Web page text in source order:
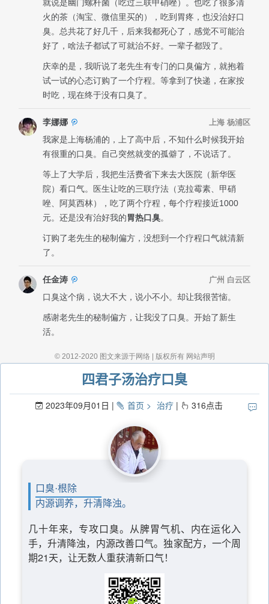
四君子汤治疗口臭
2023年09月01日 首页 治疗 316点击
口臭·根除
内源调养，升清降浊。
几十年来，专攻口臭。从脾胃气机、内在运化入
手，升清降浊，内源改善口气。独家配方，一个周
期21天，让无数人重获清新口气！